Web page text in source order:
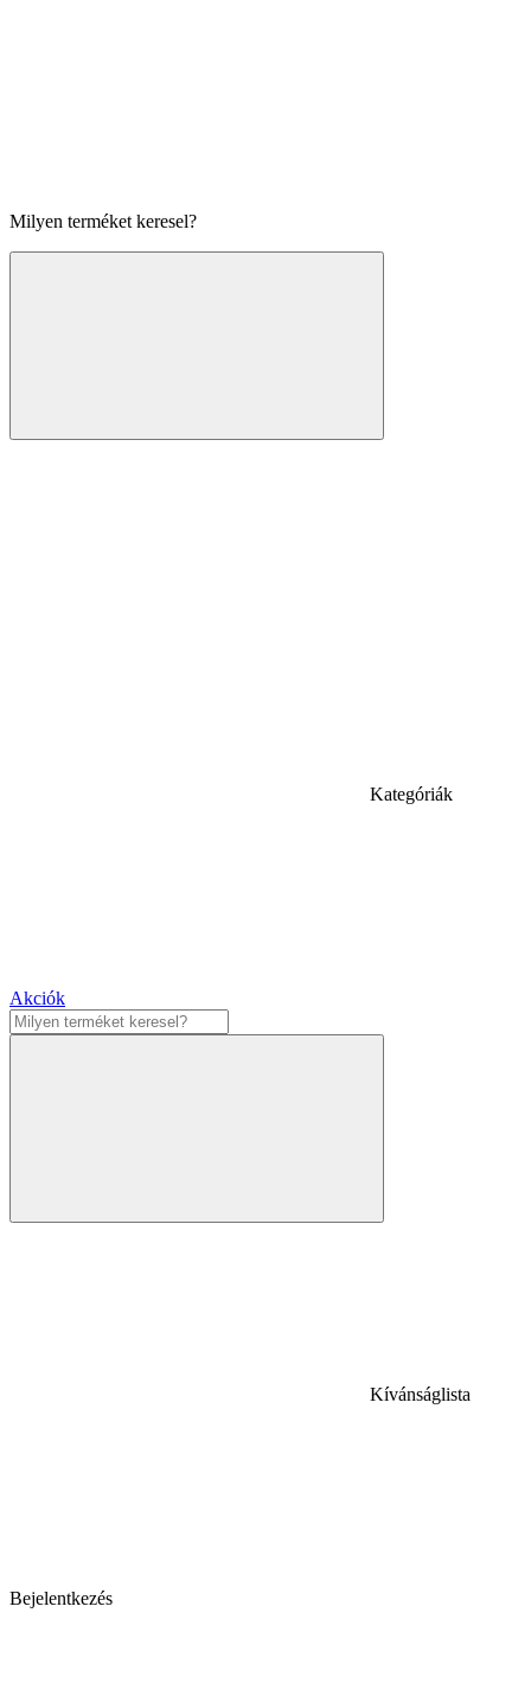
Milyen terméket keresel?
Kategóriák
Akciók
Kívánságlista
Bejelentkezés